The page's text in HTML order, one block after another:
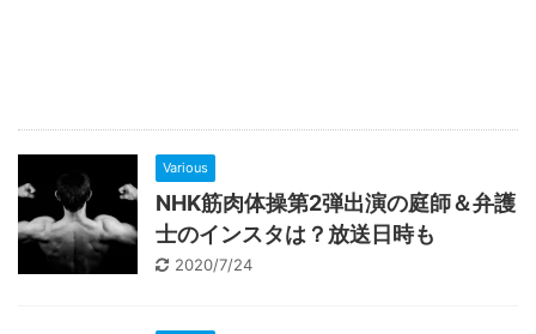
Various
NHK筋肉体操第2弾出演の庭師＆弁護
士のインスタは？放送日時も
2020/7/24